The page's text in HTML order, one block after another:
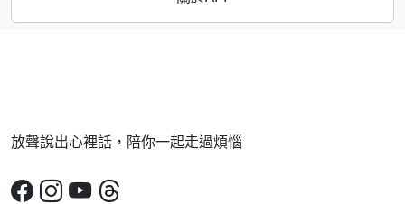
放聲說出心裡話，陪你一起走過煩惱